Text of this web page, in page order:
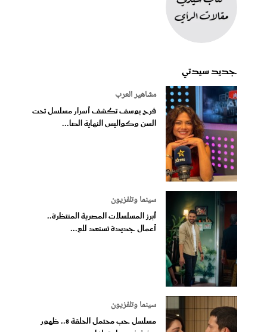
جديد سيدتي
مشاهير العرب
فرح يوسف تكشف أسرار مسلسل تحت
السن وكواليس النهاية الصا...
سينما وتلفزيون
أبرز المسلسلات المصرية المنتظرة..
أعمال جديدة تستعد للع...
سينما وتلفزيون
مسلسل حب محتمل الحلقة 8.. ظهور